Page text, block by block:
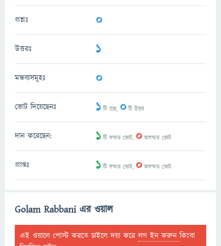
প্রশ্নঃ 0
উত্তরঃ 1
মন্তব্যসমূহঃ 0
ভোট দিয়েছেনঃ 1টি প্রশ্ন, 0টি উত্তর
দান করেছেন: 1টি সম্মত ভোট, 0অসম্মত ভোট
প্রাপ্তঃ 1টি সম্মত ভোট, 0অসম্মত ভোট
Golam Rabbani এর ওয়াল
এই ওয়ালে পোস্ট করতে চাইলে দয়া করেলগ ইন করুনকিংবা